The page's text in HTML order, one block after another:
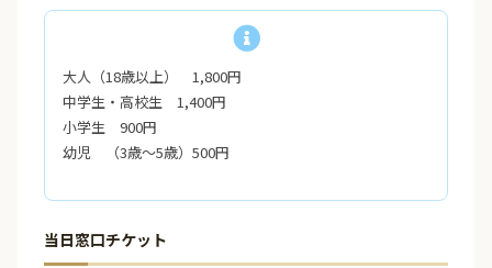
大人（18歳以上） 1,800円
中学生・高校生 1,400円
小学生 900円
幼児 （3歳～5歳）500円
当日窓口チケット